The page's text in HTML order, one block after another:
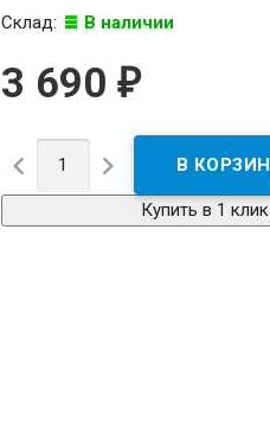
Склад:
В наличии
3 690 ₽
 
Купить в 1 клик